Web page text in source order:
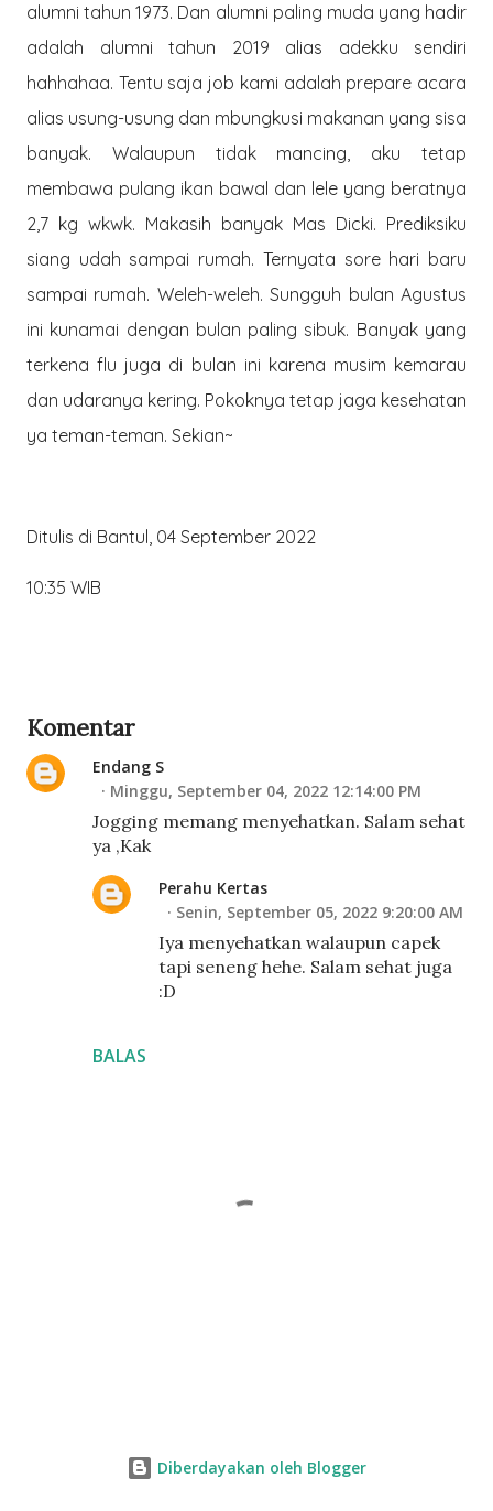
alumni tahun 1973. Dan alumni paling muda yang hadir
adalah alumni tahun 2019 alias adekku sendiri
hahhahaa. Tentu saja job kami adalah prepare acara
alias usung-usung dan mbungkusi makanan yang sisa
banyak. Walaupun tidak mancing, aku tetap
membawa pulang ikan bawal dan lele yang beratnya
2,7 kg wkwk. Makasih banyak Mas Dicki. Prediksiku
siang udah sampai rumah. Ternyata sore hari baru
sampai rumah. Weleh-weleh. Sungguh bulan Agustus
ini kunamai dengan bulan paling sibuk. Banyak yang
terkena flu juga di bulan ini karena musim kemarau
dan udaranya kering. Pokoknya tetap jaga kesehatan
ya teman-teman. Sekian~
Ditulis di Bantul, 04 September 2022
10:35 WIB
Komentar
Endang S
Minggu, September 04, 2022 12:14:00 PM
Jogging memang menyehatkan. Salam sehat
ya ,Kak
BALAS
Perahu Kertas
Senin, September 05, 2022 9:20:00 AM
Iya menyehatkan walaupun capek
tapi seneng hehe. Salam sehat juga
:D
Diberdayakan oleh Blogger